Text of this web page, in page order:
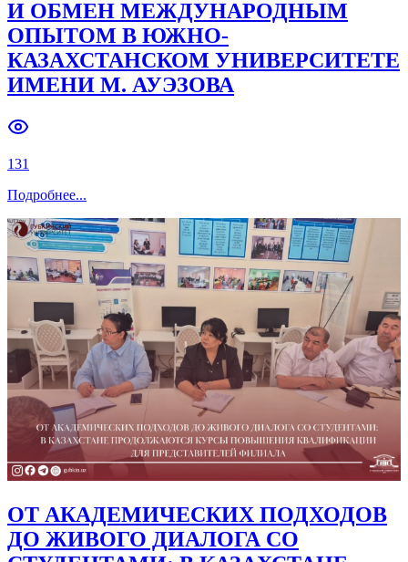
И ОБМЕН МЕЖДУНАРОДНЫМ
ОПЫТОМ В ЮЖНО-
КАЗАХСТАНСКОМ УНИВЕРСИТЕТЕ
ИМЕНИ М. АУЭЗОВА
131
Подробнее...
ОТ АКАДЕМИЧЕСКИХ ПОДХОДОВ
ДО ЖИВОГО ДИАЛОГА СО